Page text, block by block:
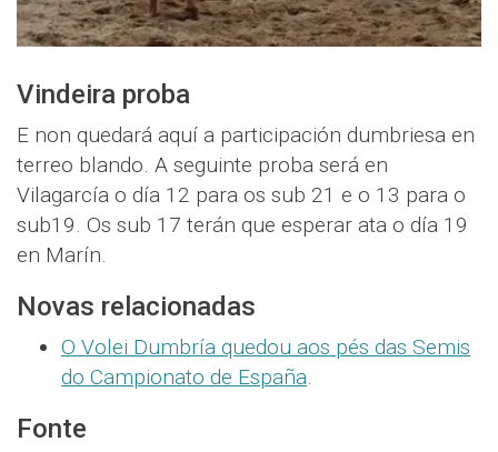
Vindeira proba
E non quedará aquí a participación dumbriesa en
terreo blando. A seguinte proba será en
Vilagarcía o día 12 para os sub 21 e o 13 para o
sub19. Os sub 17 terán que esperar ata o día 19
en Marín.
Novas relacionadas
O Volei Dumbría quedou aos pés das Semis
do Campionato de España.
Fonte